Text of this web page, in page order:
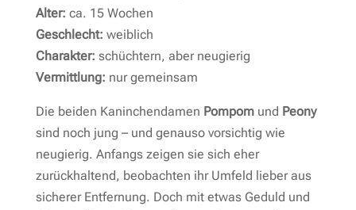
Alter: ca. 15 Wochen
Geschlecht: weiblich
Charakter: schüchtern, aber neugierig
Vermittlung: nur gemeinsam
Die beiden Kaninchendamen Pompomund Peony
sind noch jung – und genauso vorsichtig wie
neugierig. Anfangs zeigen sie sich eher
zurückhaltend, beobachten ihr Umfeld lieber aus
sicherer Entfernung. Doch mit etwas Geduld und